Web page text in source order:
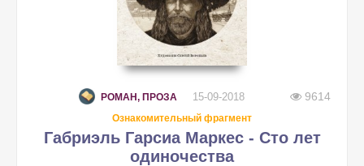
РОМАН, ПРОЗА 15-09-2018 9614
Ознакомительный фрагмент
Габриэль Гарсиа Маркес - Сто лет
одиночества